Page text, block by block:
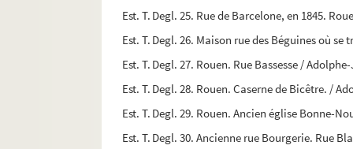
Est. T. Degl. 25. Rue de Barcelone, en 1845.
Est. T. Degl. 26. Maison rue des Béguines où
Est. T. Degl. 27. Rouen. Rue Bassesse /
Est. T. Degl. 28. Rouen. Caserne de Bicêtre. /
Est. T. Degl. 29. Rouen. Ancien église Bonne-
Est. T. Degl. 30. Ancienne rue Bourgerie. Rue